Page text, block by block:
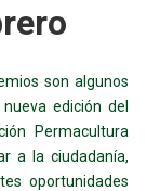
son algunos
edición del
Permacultura
a la ciudadanía,
oportunidades